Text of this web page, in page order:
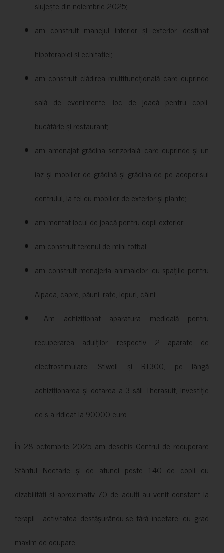
slujește din noiembrie 2025;
am construit manejul interior și exterior, destinat
hipoterapiei și echitației;
am construit clădirea multifuncțională care cuprinde
sală de evenimente, loc de joacă pentru copii,
bucătărie și restaurant;
am amenajat grădina senzorială, care cuprinde și un
iaz și mobilier de grădină și grădina de pe acoperisul
centrului, la fel cu mobilier de exterior și plante;
am montat locul de joacă pentru copii exterior;
am construit terenul de mini-fotbal;
am construit menajeria animalelor, cu spațiile pentru
Alpaca, capre, păuni, rațe, iepuri, câini;
Am achiziționat aparatura medicală pentru
recuperarea adulților, respectiv 2 aparate de
electrostimulare: Stiwell și RT300, pe lângă
achiziționarea și dotarea a 3 săli Therasuit, investiție
ce s-a ridicat la 90000 euro.
În 28 octombrie 2025 am deschis Centrul de recuperare
Sfântul Nectarie și de atunci peste 140 de copii cu
dizabilități și aproximativ 70 de adulți au venit constant la
terapii , activitatea desfășurându-se fără încetare, cu grad
maxim de ocupare.